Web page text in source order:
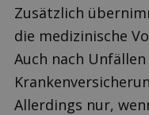
Zusätzlich
die medizinische
Auch nach
Allerdings nur,